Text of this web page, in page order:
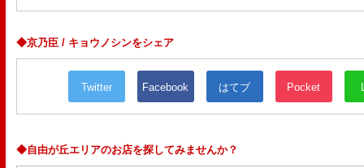
◆京乃臣 / キョウノシンをシェア
Twitter Facebook はてブ Pocket
◆自由が丘エリアのお店を探してみませんか？